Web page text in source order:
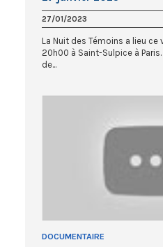
27/01/2023
La Nuit des Témoins a lieu
20h00 à Saint-Sulpice à
de...
DOCUMENTAIRE